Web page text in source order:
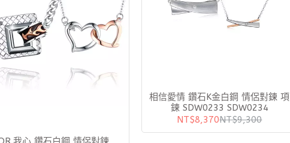
相信愛情 鑽石K金白鋼 情侶對鍊 項
鍊 SDW0233 SDW0234
NT$8,370NT$9,300